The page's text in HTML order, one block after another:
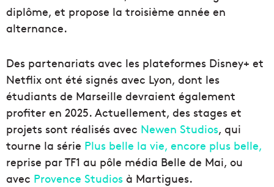
diplôme, et propose la troisième année en
alternance.
Des partenariats avec les plateformes Disney+ et
Netflix ont été signés avec Lyon, dont les
étudiants de Marseille devraient également
profiter en 2025. Actuellement, des stages et
projets sont réalisés avec Newen Studios, qui
tourne la série Plus belle la vie, encore plus belle,
reprise par TF1 au pôle média Belle de Mai, ou
avec Provence Studios à Martigues.